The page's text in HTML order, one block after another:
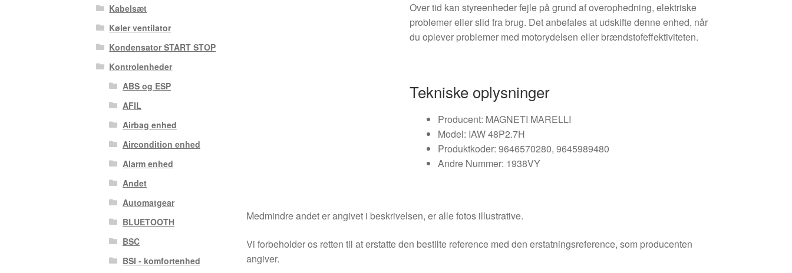
Over tid kan styreenheder fejle på grund af overophedning, elektriske
problemer eller slid fra brug. Det anbefales at udskifte denne enhed, når
du oplever problemer med motorydelsen eller brændstofeffektiviteten.
Tekniske oplysninger
Producent: MAGNETI MARELLI
Model: IAW 48P2.7H
Produktkoder: 9646570280, 9645989480
Andre Nummer: 1938VY
Medmindre andet er angivet i beskrivelsen, er alle fotos illustrative.
Vi forbeholder os retten til at erstatte den bestilte reference med den erstatningsreference, som producenten
angiver.
Kabelsæt
Køler ventilator
Kondensator START STOP
Kontrolenheder
ABS og ESP
AFIL
Airbag enhed
Aircondition enhed
Alarm enhed
Andet
Automatgear
BLUETOOTH
BSC
BSI - komfortenhed